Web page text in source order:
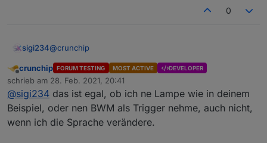
0
sigi234@crunchip
Offline
crunchip FORUM TESTING MOST ACTIVE DEVELOPER
schrieb am 28. Feb. 2021, 20:41
zuletzt editiert von
@sigi234 das ist egal, ob ich ne Lampe wie in deinem
Beispiel, oder nen BWM als Trigger nehme, auch nicht,
wenn ich die Sprache verändere.